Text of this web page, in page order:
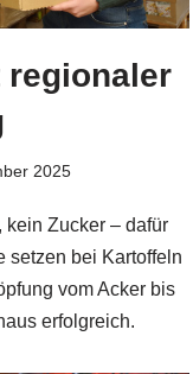
2025
kein Zucker – dafür
setzen bei Kartoffeln
vom Acker bis
erfolgreich.